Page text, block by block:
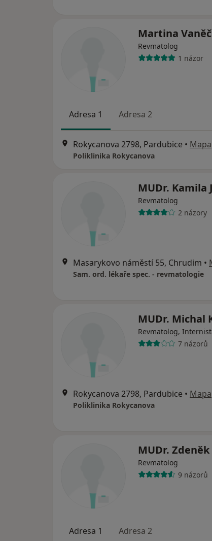
Martina
Revmatolog
1 názor
Adresa 1 Adresa 2
Rokycanova 2798, Pardubice • Mapa
Poliklinika Rokycanova
MUDr. Kamila
Revmatolog
2 názory
Masarykovo náměstí 55, Chrudim •
Sam. ord. lékaře spec. - revmatologie
MUDr. Michal
Revmatolog,
7 názorů
Rokycanova 2798, Pardubice • Mapa
Poliklinika Rokycanova
MUDr.
Revmatolog
9 názorů
Adresa 1 Adresa 2